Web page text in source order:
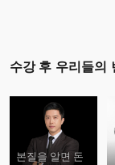
수강 후 우리들의
본질을 알면 돈